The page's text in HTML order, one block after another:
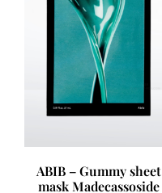
ABIB – Gummy sheet
mask Madecassoside